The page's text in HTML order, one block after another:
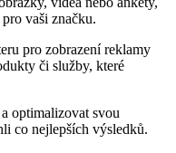
vaši značku.
pro zobrazení reklamy
či služby, které
optimalizovat svou
co nejlepších výsledků.